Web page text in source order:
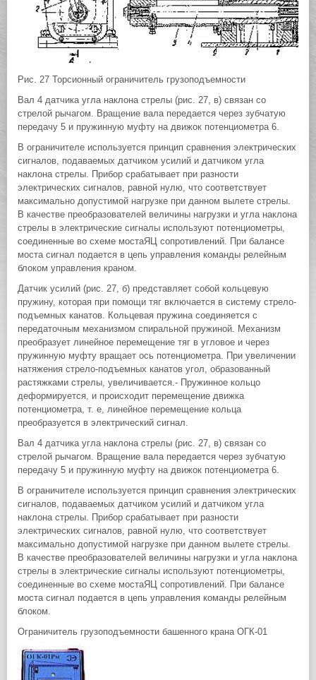
Рис. 27 Торсионный ограничитель грузоподъемности
Вал 4 датчика угла наклона стрелы (рис. 27, в) связан со
стрелой рычагом. Вращение вала передается через зубчатую
передачу 5 и пружинную муфту на движок потенциометра 6.
В ограничителе используется принцип сравнения электрических
сигналов, подаваемых датчиком усилий и датчиком угла
наклона стрелы. Прибор срабатывает при разности
электрических сигналов, равной нулю, что соответствует
максимально допустимой нагрузке при данном вылете стрелы.
В качестве преобразователей величины нагрузки и угла наклона
стрелы в электрические сигналы используют потенциометры,
соединенные во схеме мостаЯЦ сопротивлений. При балансе
моста сигнал подается в цепь управления команды релейным
блоком управления краном.
Датчик усилий (рис. 27, б) представляет собой кольцевую
пружину, которая при помощи тяг включается в систему стрело-
подъемных канатов. Кольцевая пружина соединяется с
передаточным механизмом спиральной пружиной. Механизм
преобразует линейное перемещение тяг в угловое и через
пружинную муфту вращает ось потенциометра. При увеличении
натяжения стрело-подъемных канатов угол, образованный
растяжками стрелы, увеличивается.- Пружинное кольцо
деформируется, и происходит перемещение движка
потенциометра, т. е, линейное перемещение кольца
преобразуется в электрический сигнал.
Вал 4 датчика угла наклона стрелы (рис. 27, в) связан со
стрелой рычагом. Вращение вала передается через зубчатую
передачу 5 и пружинную муфту на движок потенциометра 6.
В ограничителе используется принцип сравнения электрических
сигналов, подаваемых датчиком усилий и датчиком угла
наклона стрелы. Прибор срабатывает при разности
электрических сигналов, равной нулю, что соответствует
максимально допустимой нагрузке при данном вылете стрелы.
В качестве преобразователей величины нагрузки и угла наклона
стрелы в электрические сигналы используют потенциометры,
соединенные во схеме мостаЯЦ сопротивлений. При балансе
моста сигнал подается в цепь управления команды релейным
блоком.
Ограничитель грузоподъемности башенного крана ОГК-01